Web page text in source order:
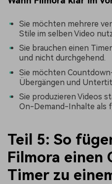
Sie möchten mehrere
Stile im selben Video
Sie brauchen einen
und nicht durchgehend.
Sie möchten
Übergängen und
Sie produzieren Videos
On-Demand-Inhalte als
Teil 5: So
Filmora einen
Timer zu